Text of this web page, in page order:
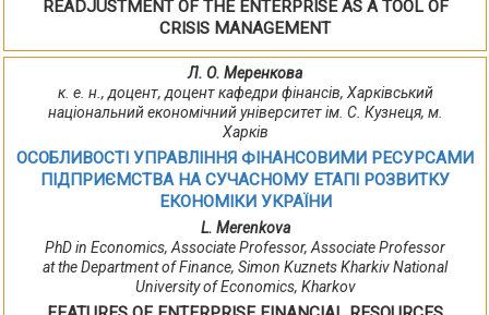
READJUSTMENT OF THE ENTERPRISE AS A TOOL OF
CRISIS MANAGEMENT
Л. О. Меренкова
к. е. н., доцент, доцент кафедри фінансів, Харківський
національний економічний університет ім. С. Кузнеця, м.
Харків
ОСОБЛИВОСТІ УПРАВЛІННЯ ФІНАНСОВИМИ РЕСУРСАМИ
ПІДПРИЄМСТВА НА СУЧАСНОМУ ЕТАПІ РОЗВИТКУ
ЕКОНОМІКИ УКРАЇНИ
L. Merenkova
PhD in Economics, Associate Professor, Associate Professor
at the Department of Finance, Simon Kuznets Kharkiv National
University of Economics, Kharkov